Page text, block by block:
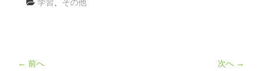
← 前へ
次へ →